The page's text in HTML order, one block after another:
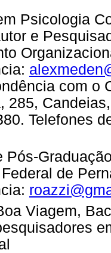
Psicologia
e
com o
285,
Telefones
Pós-
de
Viagem,